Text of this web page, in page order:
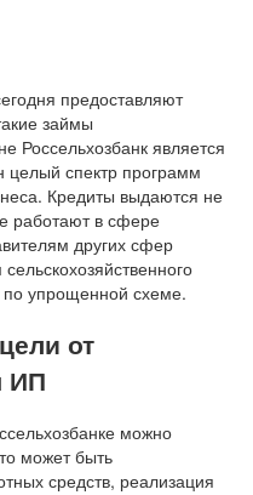
предоставляют
займы
Россельхозбанк является
целый спектр программ
Кредиты выдаются не
работают в сфере
других сфер
упрощенной схеме.
от
ИП
можно
может быть
средств, реализация